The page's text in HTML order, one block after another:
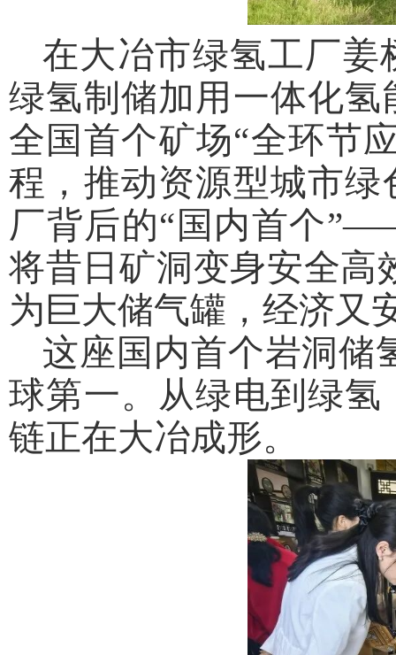
在大冶市绿氢工厂姜
绿氢制储加用一体化
全国首个矿场“全环节
程，推动资源型城市
厂背后的“国内首个
将昔日矿洞变身安全高
为巨大储气罐，经济又
这座国内首个岩洞储
球第一。从绿电到绿
链正在大冶成形。